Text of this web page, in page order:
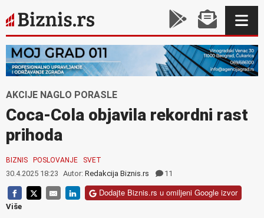
AKCIJE NAGLO PORASLE
Coca-Cola objavila rekordni rast
prihoda
BIZNIS POSLOVANJE SVET
30.4.2025 18:23 Autor: Redakcija Biznis.rs 11
Dodajte Biznis.rs u omiljeni Google izvor
Više